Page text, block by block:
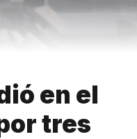
en el
tres